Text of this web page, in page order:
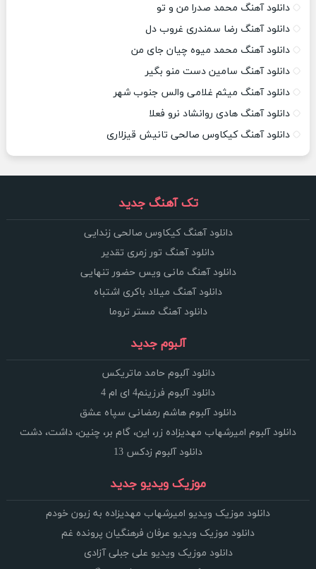
دانلود آهنگ محمد صدرا من و تو
دانلود آهنگ رضا سمندری غروب دل
دانلود آهنگ محمد میوه چیان جای من
دانلود آهنگ سامین دست منو بگیر
دانلود آهنگ میثم غلامی والس جنوب شهر
دانلود آهنگ هادی روانشاد نرو فعلا
دانلود آهنگ کیکاوس صالحی تانیش قیزلاری
تک آهنگ جدید
دانلود آهنگ کیکاوس صالحی زندایی
دانلود آهنگ تور زمری تقدیر
دانلود آهنگ مانی ویس حضور تنهایی
دانلود آهنگ میلاد باکری اشتباه
دانلود آهنگ مستر تروما
آلبوم جدید
دانلود آلبوم حامد ماتریکس
دانلود آلبوم فرزینم4 ای ام 4
دانلود آلبوم هاشم رمضانی سپاه عشق
دانلود آلبوم امیرشهاب مهدیزاده زر، این، گام بر، چنین، داشت، دشت
دانلود آلبوم زدکس 13
موزیک ویدیو جدید
دانلود موزیک ویدیو امیرشهاب مهدیزاده به زبون خودم
دانلود موزیک ویدیو عرفان فرهنگیان پرونده غم
دانلود موزیک ویدیو علی جبلی آزادی